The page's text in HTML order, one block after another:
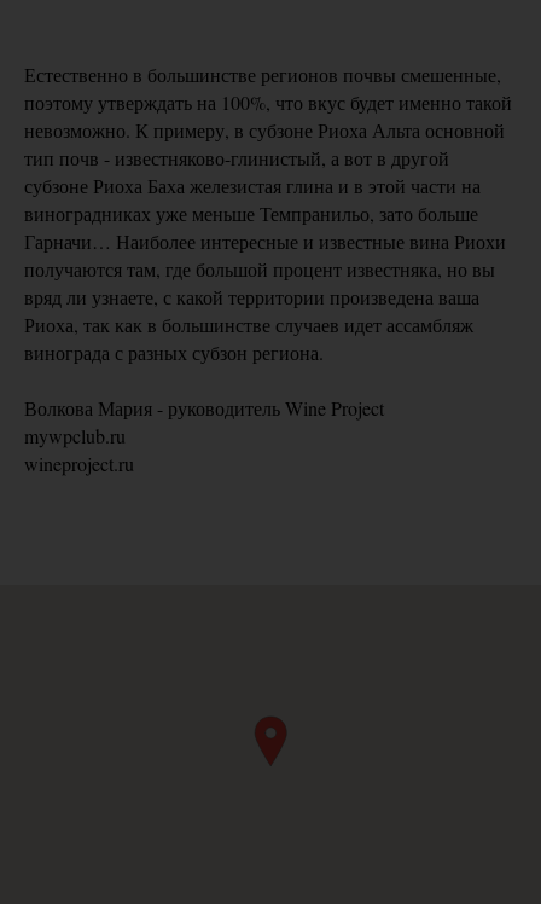
Естественно в большинстве регионов почвы смешенные,
поэтому утверждать на 100%, что вкус будет именно такой
невозможно. К примеру, в субзоне Риоха Альта основной
тип почв - известняково-глинистый, а вот в другой
субзоне Риоха Баха железистая глина и в этой части на
виноградниках уже меньше Темпранильо, зато больше
Гарначи… Наиболее интересные и известные вина Риохи
получаются там, где большой процент известняка, но вы
вряд ли узнаете, с какой территории произведена ваша
Риоха, так как в большинстве случаев идет ассамбляж
винограда с разных субзон региона.
Волкова Мария - руководитель Wine Project
mywpclub.ru
wineproject.ru